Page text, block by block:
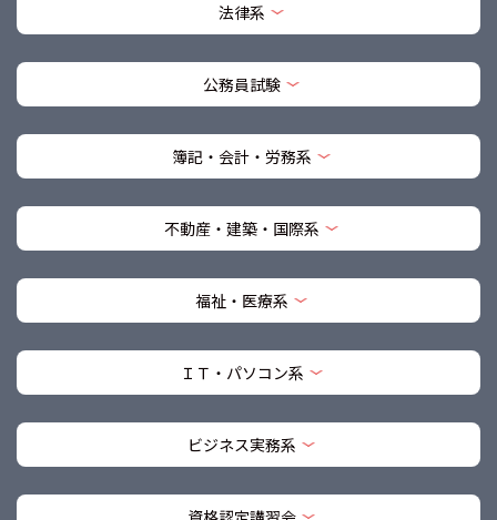
法律系
公務員試験
簿記・会計・労務系
不動産・建築・国際系
福祉・医療系
ＩＴ・パソコン系
ビジネス実務系